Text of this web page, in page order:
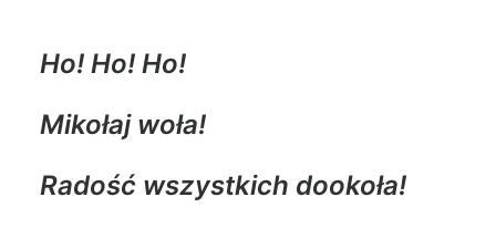
Ho! Ho! Ho!
Mikołaj woła!
Radość wszystkich dookoła!